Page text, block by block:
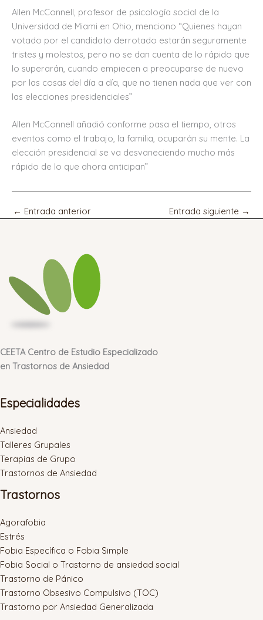
Allen McConnell, profesor de psicología social de la
Universidad de Miami en Ohio, menciono “Quienes hayan
votado por el candidato derrotado estarán seguramente
tristes y molestos, pero no se dan cuenta de lo rápido que
lo superarán, cuando empiecen a preocuparse de nuevo
por las cosas del día a día, que no tienen nada que ver con
las elecciones presidenciales”
Allen McConnell añadió conforme pasa el tiempo, otros
eventos como el trabajo, la familia, ocuparán su mente. La
elección presidencial se va desvaneciendo mucho más
rápido de lo que ahora anticipan”
← Entrada anterior Entrada siguiente →
CEETA Centro de Estudio Especializado
en Trastornos de Ansiedad
Especialidades
Ansiedad
Talleres Grupales
Terapias de Grupo
Trastornos de Ansiedad
Trastornos
Agorafobia
Estrés
Fobia Específica o Fobia Simple
Fobia Social o Trastorno de ansiedad social
Trastorno de Pánico
Trastorno Obsesivo Compulsivo (TOC)
Trastorno por Ansiedad Generalizada